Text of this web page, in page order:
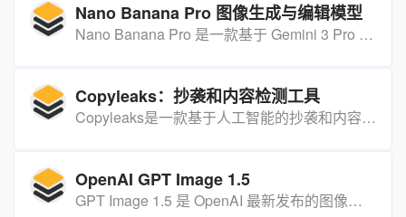
Nano Banana Pro 图像生成与编辑模型
Nano Banana Pro 是一款基于 Gemini 3 Pro 架构打造的图像生成与编辑模型，可生成 4K 高清图像，具备多对象融合、专业图像控制等能力，还支持联网生成与双重水印验证功能。
Copyleaks：抄袭和内容检测工具
Copyleaks是一款基于人工智能的抄袭和内容检测工具，能够高精度地检测文本内容的原创性，并区分人类创作与AI生成的内容。
OpenAI GPT Image 1.5
GPT Image 1.5 是 OpenAI 最新发布的图像生成与编辑模型，可在 ChatGPT 内一句话出图、改图，效果更精准、文字更清晰、安全合规更严格。